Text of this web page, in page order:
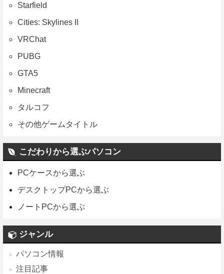
Starfield
Cities: Skylines II
VRChat
PUBG
GTA5
Minecraft
タルコフ
その他ゲームタイトル
こだわりから選ぶパソコン
PCケースから選ぶ
デスクトップPCから選ぶ
ノートPCから選ぶ
ジャンル
パソコン情報
注目記事